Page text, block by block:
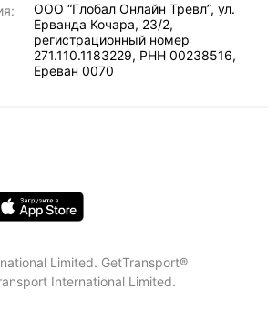
ООО “Глобал Онлайн Тревл”, ул.
Ерванда Кочара, 23/2,
регистрационный номер
271.110.1183229, РНН 00238516,
Ереван 0070
Limited. GetTransport®
International Limited.